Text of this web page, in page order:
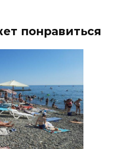
понравиться